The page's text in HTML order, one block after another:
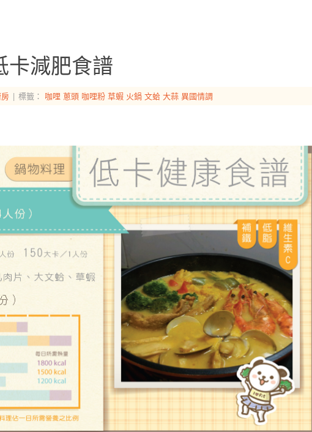
卡減肥食譜
標籤： 咖哩 蔥頭 咖哩粉 草蝦 火鍋 文蛤 大蒜 異國情調